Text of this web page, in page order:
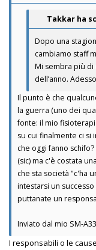
Takkar ha
Dopo una
cambiamo staff
Mi sembra più di
dell’anno.
Il punto è che
la guerra (uno dei
fonte: il mio
su cui finalmente ci si
che oggi fanno
(sic) ma c'è costata
che sta società "c'ha
intestarsi un
puttanate un
Inviato dal mio SM-
I responsabili o le